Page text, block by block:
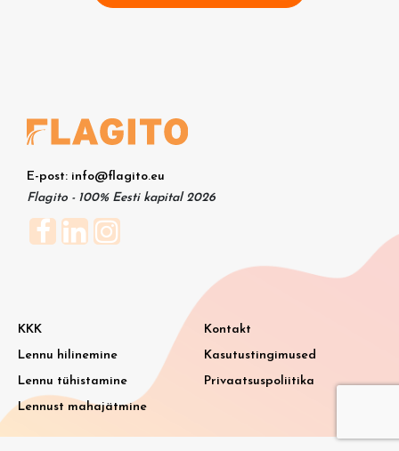
E-post: info@flagito.eu
Flagito - 100% Eesti kapital 2026
KKK
Lennu hilinemine
Lennu tühistamine
Lennust mahajätmine
Kontakt
Kasutustingimused
Privaatsuspoliitika